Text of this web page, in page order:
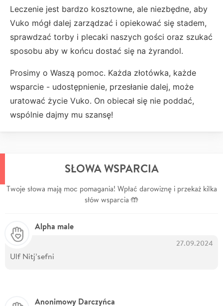
Leczenie jest bardzo kosztowne, ale niezbędne, aby
Vuko mógł dalej zarządzać i opiekować się stadem,
sprawdzać torby i plecaki naszych gości oraz szukać
sposobu aby w końcu dostać się na żyrandol.
Prosimy o Waszą pomoc. Każda złotówka, każde
wsparcie - udostępnienie, przesłanie dalej, może
uratować życie Vuko. On obiecał się nie poddać,
wspólnie dajmy mu szansę!
SŁOWA WSPARCIA
Twoje słowa mają moc pomagania! Wpłać darowiznę i przekaż kilka
słów wsparcia 🤲
Alpha male
27.09.2024
Ulf Nitj’sefni
Anonimowy Darczyńca